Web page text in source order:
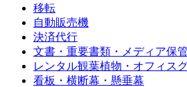
移転
自動販売機
決済代行
文書・重要書類・メディア保管
レンタル観葉植物・オフィス
看板・横断幕・懸垂幕